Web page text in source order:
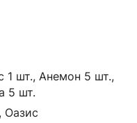
1 шт., Анемон 5 шт.,
5 шт.
Оазис